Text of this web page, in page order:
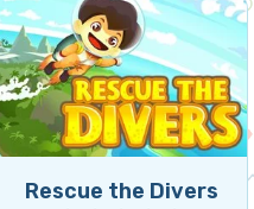
Rescue the Divers
Jugar